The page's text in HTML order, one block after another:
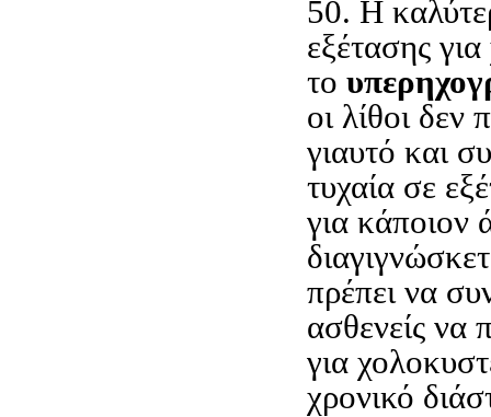
50. Η
εξέτασης για
το
οι λίθοι
γιαυτό και
τυχαία σε
για κάποιον
πρέπει να
ασθενείς να
για
χρονικό